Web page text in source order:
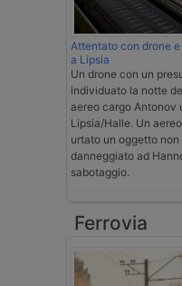
Attentato con drone
a Lipsia
Un drone con un
individuato la notte
aereo cargo Antonov
Lipsia/Halle. Un
urtato un oggetto
danneggiato ad
sabotaggio.
Ferrovia